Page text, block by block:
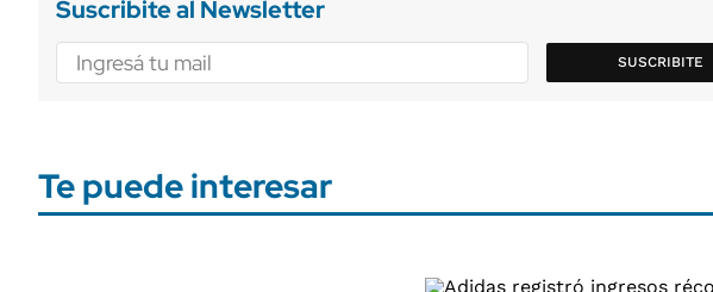
Suscribite al Newsletter
SUSCRIBITE
Te puede interesar